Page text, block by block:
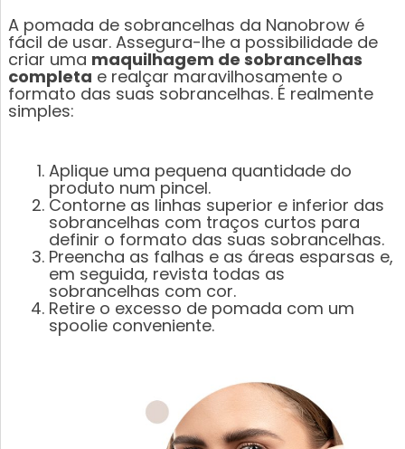
A pomada de sobrancelhas da Nanobrow é
fácil de usar. Assegura-lhe a possibilidade de
criar uma maquilhagem de sobrancelhas
completa e realçar maravilhosamente o
formato das suas sobrancelhas. É realmente
simples:
Aplique uma pequena quantidade do
produto num pincel.
Contorne as linhas superior e inferior das
sobrancelhas com traços curtos para
definir o formato das suas sobrancelhas.
Preencha as falhas e as áreas esparsas e,
em seguida, revista todas as
sobrancelhas com cor.
Retire o excesso de pomada com um
spoolie conveniente.